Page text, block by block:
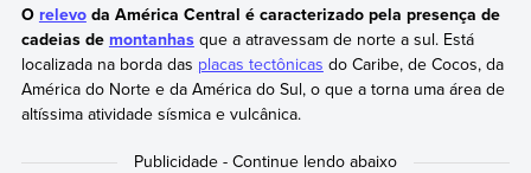
O relevoda América Central é caracterizado pela presença de
cadeias de montanhasque a atravessam de norte a sul. Está
localizada na borda das placas tectônicas do Caribe, de Cocos, da
América do Norte e da América do Sul, o que a torna uma área de
altíssima atividade sísmica e vulcânica.